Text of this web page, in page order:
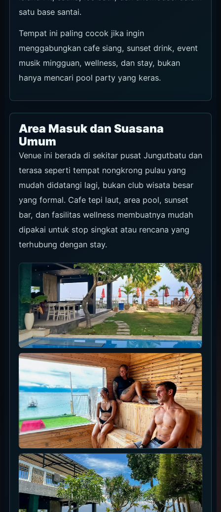
satu base santai.
Tempat ini paling cocok jika ingin
menggabungkan cafe siang, sunset drink, event
musik mingguan, wellness, dan stay, bukan
hanya mencari pool party yang keras.
Area Masuk dan Suasana
Umum
Venue ini berada di sekitar pusat Jungutbatu dan
terasa seperti tempat nongkrong pulau yang
mudah didatangi lagi, bukan club wisata besar
yang formal. Cafe tepi laut, area pool, sunset
bar, dan fasilitas wellness membuatnya mudah
dipakai untuk stop singkat atau rencana yang
terhubung dengan stay.